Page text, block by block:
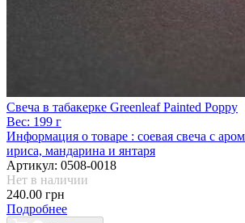
Свеча в табакерке Greenleaf Painted Poppy
Вес: 199 г
Информация о товаре : соевая свеча с
ириса, мандарина и янтаря
Артикул: 0508-0018
Нет в наличии
240.00 грн
Подробнее